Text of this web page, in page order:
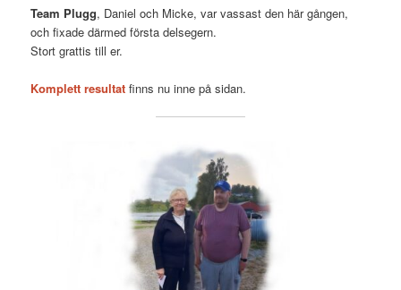
Team Plugg, Daniel och Micke, var vassast den här gången,
och fixade därmed första delsegern.
Stort grattis till er.
Komplett resultat finns nu inne på sidan.